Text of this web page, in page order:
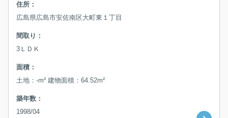
住所：
広島県広島市安佐南区大町東１丁目
間取り：
3ＬＤＫ
面積：
土地：-m² 建物面積：64.52m²
築年数：
1998/04